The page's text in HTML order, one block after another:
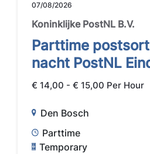
07/08/2026
Koninklijke PostNL B.V.
Parttime
nacht PostNL
€ 14,00 - € 15,00 Per Hour
Den Bosch
Parttime
Temporary